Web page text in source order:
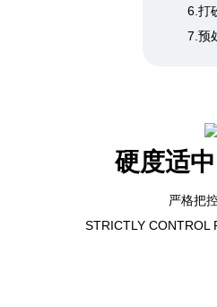
6.打
7.预
硬度适中
严格把
STRICTLY CONTROL